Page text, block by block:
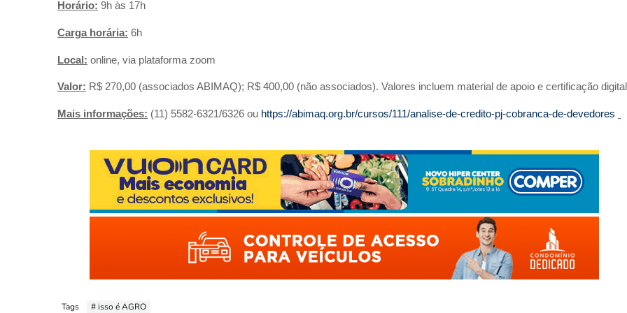
Horário: 9h às 17h
Carga horária: 6h
Local: online, via plataforma zoom
Valor: R$ 270,00 (associados ABIMAQ); R$ 400,00 (não associados). Valores incluem material de apoio e certificação
Mais informações: (11) 5582-6321/6326 ou https://abimaq.org.br/cursos/111/analise-de-credito-pj-cobranca-de-devedores
Tags # isso é AGRO